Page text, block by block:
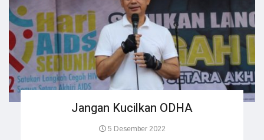
Jangan Kucilkan ODHA
5 Desember 2022